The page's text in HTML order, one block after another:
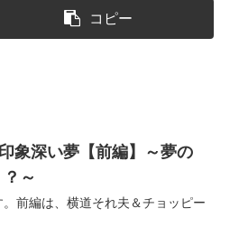
コピー
象深い夢【前編】～夢の
～
前編は、横道それ夫＆チョッピー